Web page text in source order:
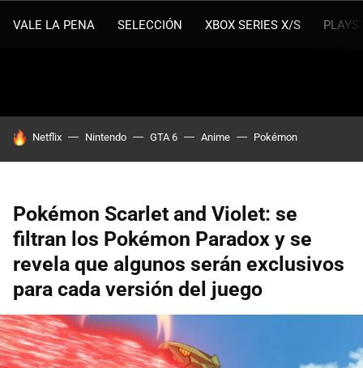
VALE LA PENA SELECCIÓN XBOX SERIES X/S
HOY SE HABLA DE
Netflix Nintendo GTA 6 Anime Pokémon
Pokémon Scarlet and Violet: se
filtran los Pokémon Paradox y se
revela que algunos serán exclusivos
para cada versión del juego